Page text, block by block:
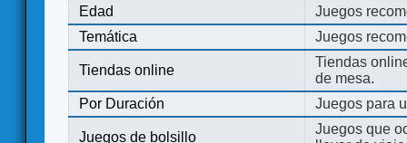
Edad
Juegos
Temática
Juegos
Tiendas online
Tiendas
de mesa.
Por Duración
Juegos para
Juegos de bolsillo
Juegos que